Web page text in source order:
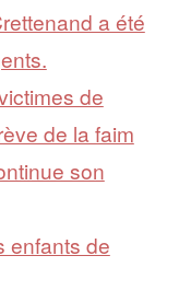
a été
de
de la faim
son
enfants de